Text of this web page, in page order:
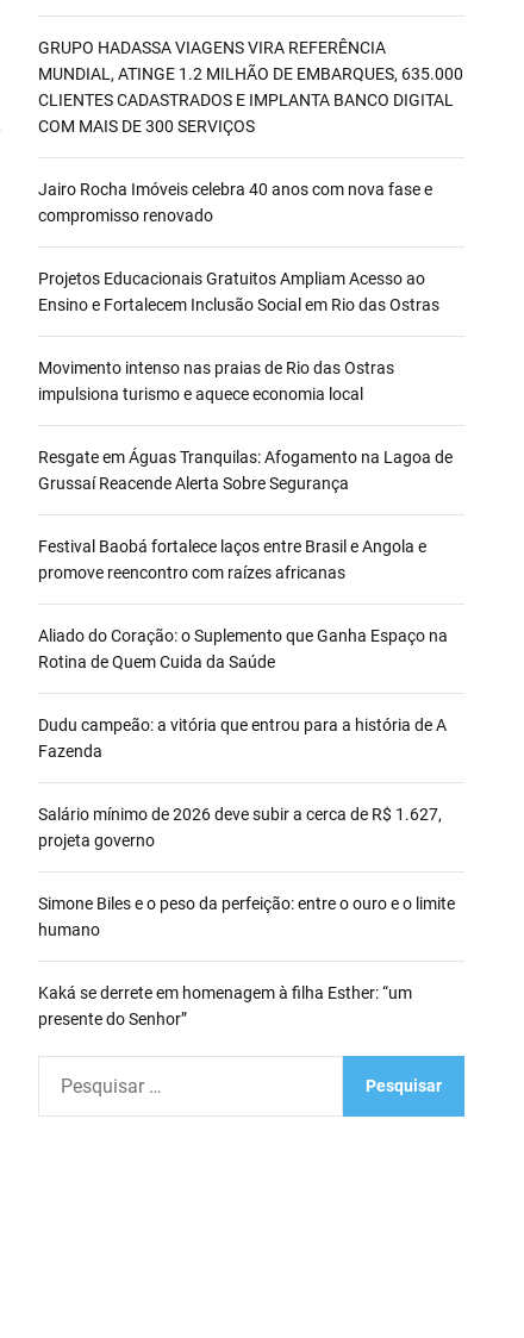
GRUPO HADASSA VIAGENS VIRA REFERÊNCIA
MUNDIAL, ATINGE 1.2 MILHÃO DE EMBARQUES, 635.000
CLIENTES CADASTRADOS E IMPLANTA BANCO DIGITAL
COM MAIS DE 300 SERVIÇOS
Jairo Rocha Imóveis celebra 40 anos com nova fase e
compromisso renovado
Projetos Educacionais Gratuitos Ampliam Acesso ao
Ensino e Fortalecem Inclusão Social em Rio das Ostras
Movimento intenso nas praias de Rio das Ostras
impulsiona turismo e aquece economia local
Resgate em Águas Tranquilas: Afogamento na Lagoa de
Grussaí Reacende Alerta Sobre Segurança
Festival Baobá fortalece laços entre Brasil e Angola e
promove reencontro com raízes africanas
Aliado do Coração: o Suplemento que Ganha Espaço na
Rotina de Quem Cuida da Saúde
Dudu campeão: a vitória que entrou para a história de A
Fazenda
Salário mínimo de 2026 deve subir a cerca de R$ 1.627,
projeta governo
Simone Biles e o peso da perfeição: entre o ouro e o limite
humano
Kaká se derrete em homenagem à filha Esther: “um
presente do Senhor”